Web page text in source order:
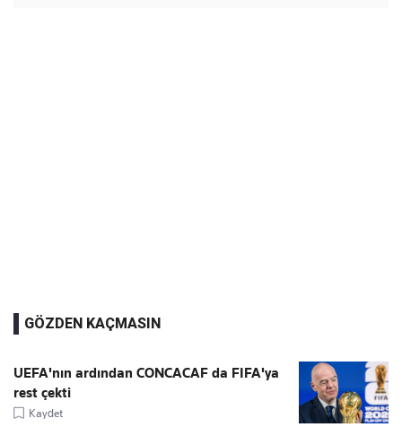
GÖZDEN KAÇMASIN
UEFA'nın ardından CONCACAF da FIFA'ya
rest çekti
Kaydet